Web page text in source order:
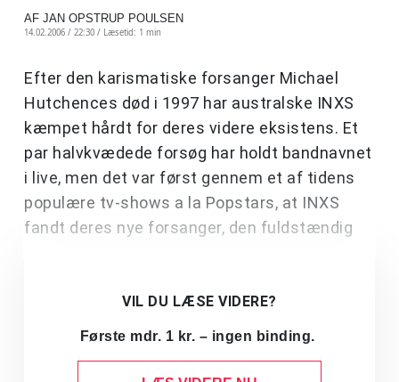
AF JAN OPSTRUP POULSEN
14.02.2006 / 22:30 / Læsetid: 1 min
Efter den karismatiske forsanger Michael
Hutchences død i 1997 har australske INXS
kæmpet hårdt for deres videre eksistens. Et
par halvkvædede forsøg har holdt bandnavnet
i live, men det var først gennem et af tidens
populære tv-shows a la Popstars, at INXS
fandt deres nye forsanger, den fuldstændig
VIL DU LÆSE VIDERE?
Første mdr. 1 kr. – ingen binding.